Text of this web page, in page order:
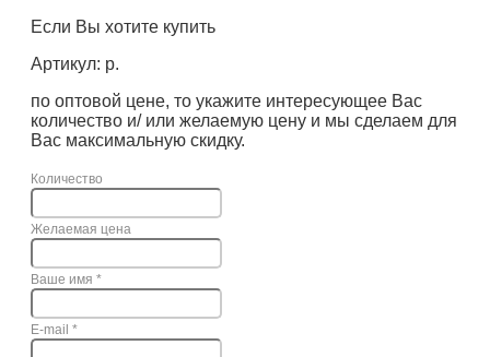
Если Вы хотите купить
Артикул: р.
по оптовой цене, то укажите интересующее Вас
количество и/ или желаемую цену и мы сделаем для
Вас максимальную скидку.
Количество
Желаемая цена
Ваше имя *
E-mail *